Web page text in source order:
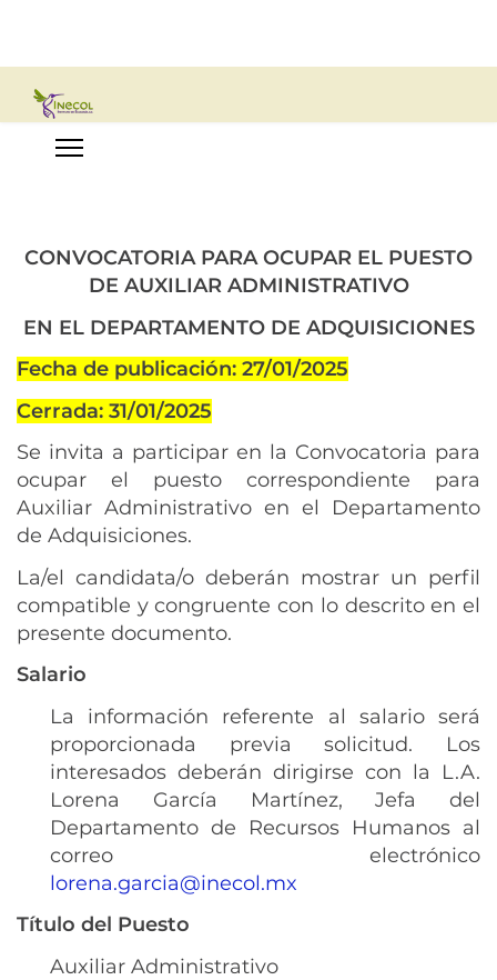
CONVOCATORIA PARA OCUPAR EL PUESTO
DE AUXILIAR ADMINISTRATIVO
EN EL DEPARTAMENTO DE ADQUISICIONES
Fecha de publicación: 27/01/2025
Cerrada: 31/01/2025
Se invita a participar en la Convocatoria para
ocupar el puesto correspondiente para
Auxiliar Administrativo en el Departamento
de Adquisiciones.
La/el candidata/o deberán mostrar un perfil
compatible y congruente con lo descrito en el
presente documento.
Salario
La información referente al salario será
proporcionada previa solicitud. Los
interesados deberán dirigirse con la L.A.
Lorena García Martínez, Jefa del
Departamento de Recursos Humanos al
correo electrónico
lorena.garcia@inecol.mx
Título del Puesto
Auxiliar Administrativo